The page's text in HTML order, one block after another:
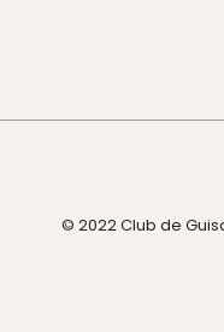
© 2022 Club de